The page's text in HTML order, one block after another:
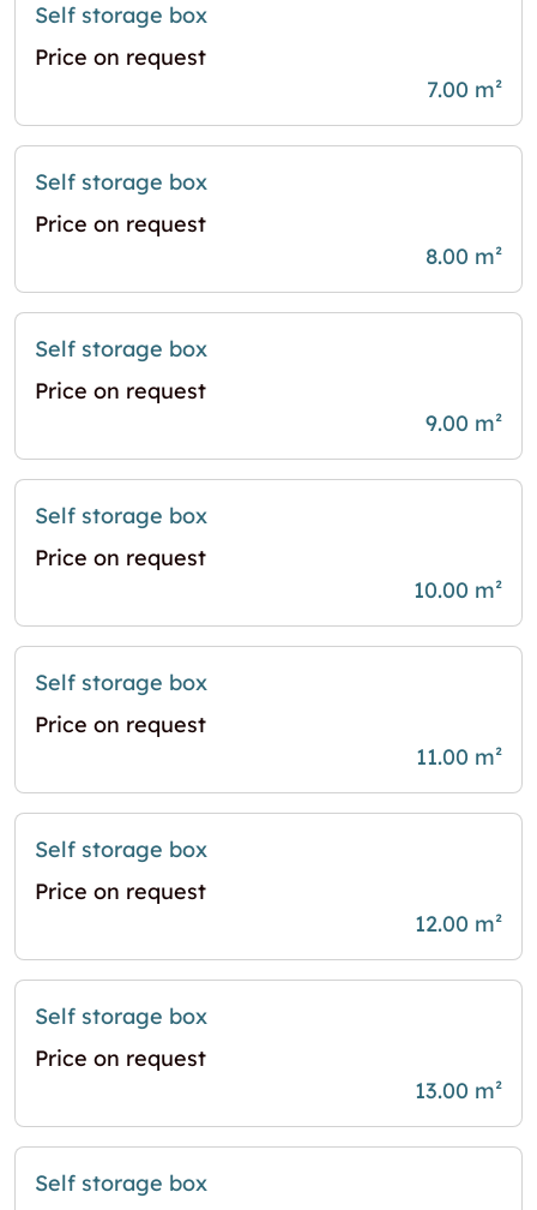
Self storage box
Price on request
7.00 m²
Self storage box
Price on request
8.00 m²
Self storage box
Price on request
9.00 m²
Self storage box
Price on request
10.00 m²
Self storage box
Price on request
11.00 m²
Self storage box
Price on request
12.00 m²
Self storage box
Price on request
13.00 m²
Self storage box